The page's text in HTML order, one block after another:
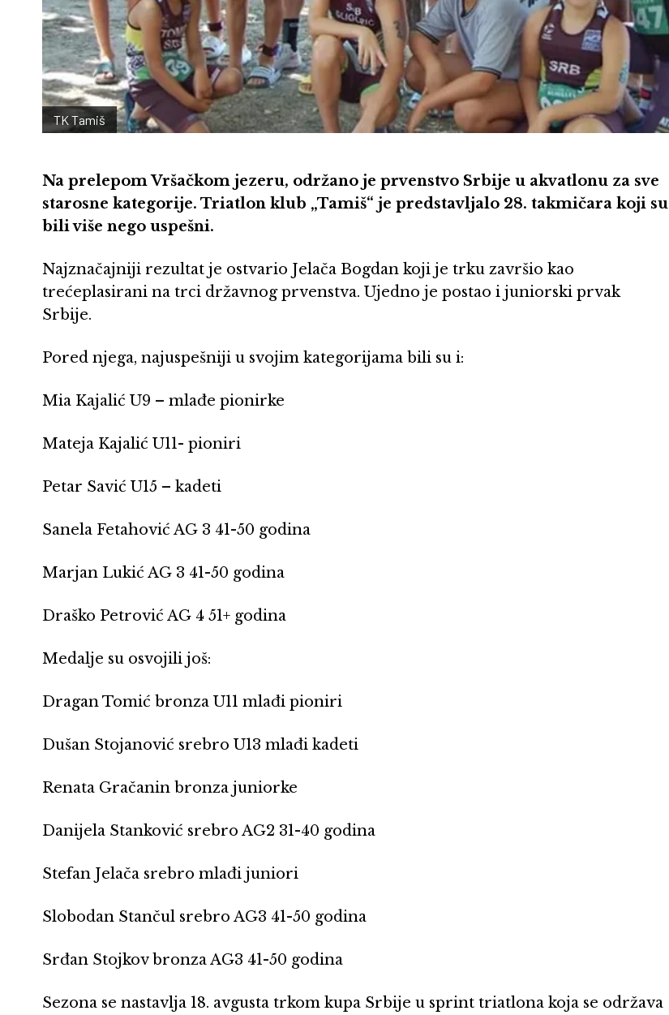
TK Tamiš
Na prelepom Vršačkom jezeru, održano je prvenstvo Srbije u akvatlonu za sve
starosne kategorije. Triatlon klub „Tamiš“ je predstavljalo 28. takmičara koji su
bili više nego uspešni.
Najznačajniji rezultat je ostvario Jelača Bogdan koji je trku završio kao
trećeplasirani na trci državnog prvenstva. Ujedno je postao i juniorski prvak
Srbije.
Pored njega, najuspešniji u svojim kategorijama bili su i:
Mia Kajalić U9 – mlađe pionirke
Mateja Kajalić U11- pioniri
Petar Savić U15 – kadeti
Sanela Fetahović AG 3 41-50 godina
Marjan Lukić AG 3 41-50 godina
Draško Petrović AG 4 51+ godina
Medalje su osvojili još:
Dragan Tomić bronza U11 mlađi pioniri
Dušan Stojanović srebro U13 mlađi kadeti
Renata Gračanin bronza juniorke
Danijela Stanković srebro AG2 31-40 godina
Stefan Jelača srebro mlađi juniori
Slobodan Stančul srebro AG3 41-50 godina
Srđan Stojkov bronza AG3 41-50 godina
Sezona se nastavlja 18. avgusta trkom kupa Srbije u sprint triatlona koja se održava